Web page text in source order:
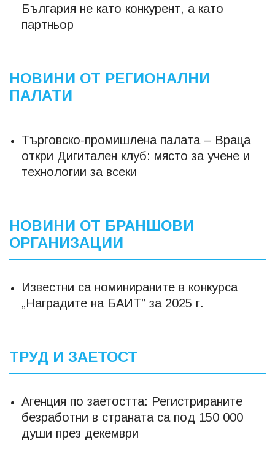
България не като конкурент, а като
партньор
НОВИНИ ОТ РЕГИОНАЛНИ
ПАЛАТИ
Търговско-промишлена палата – Враца
откри Дигитален клуб: място за учене и
технологии за всеки
НОВИНИ ОТ БРАНШОВИ
ОРГАНИЗАЦИИ
Известни са номинираните в конкурса
„Наградите на БАИТ” за 2025 г.
ТРУД И ЗАЕТОСТ
Агенция по заетостта: Регистрираните
безработни в страната са под 150 000
души през декември